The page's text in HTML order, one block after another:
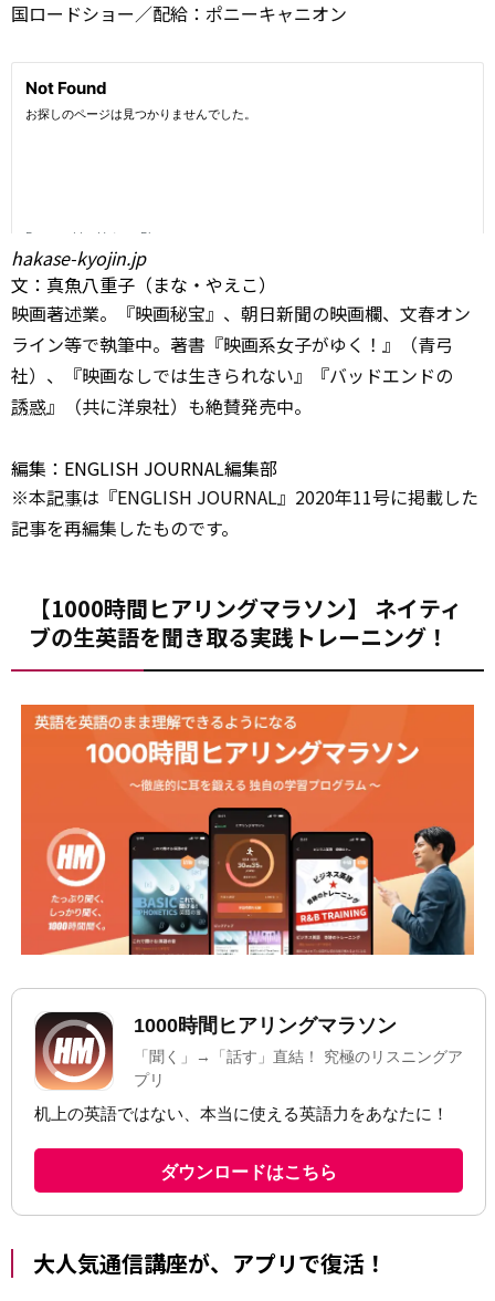
国ロードショー／配給：ポニーキャニオン
hakase-kyojin.jp
文：真魚八重子（まな・やえこ）
映画著述業。『映画秘宝』、朝日新聞の映画欄、文春オン
ライン等で執筆中。著書『映画系女子がゆく！』（青弓
社）、『映画なしでは生きられない』『バッドエンドの
誘惑』（共に洋泉社）も絶賛発売中。
編集：ENGLISH JOURNAL編集部
※本記事は『ENGLISH JOURNAL』2020年11号に掲載した
記事を再編集したものです。
【1000時間ヒアリングマラソン】 ネイティ
ブの生英語を聞き取る実践トレーニング！
大人気通信講座が、アプリで復活！